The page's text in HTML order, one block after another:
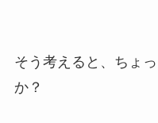
そう考えると、ちょ
か？